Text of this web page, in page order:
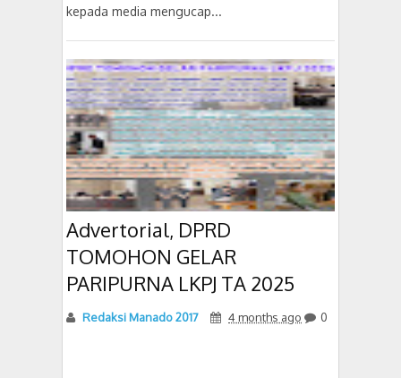
kepada media mengucap...
Advertorial, DPRD
TOMOHON GELAR
PARIPURNA LKPJ TA 2025
Redaksi Manado 2017 4 months ago 0